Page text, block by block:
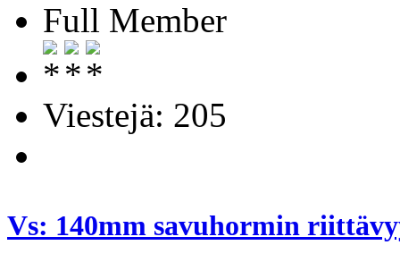
Full Member
Viestejä: 205
Vs: 140mm savuhormin